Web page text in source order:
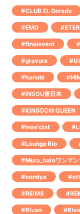
#CLUB EL Dorado
#EMO
#finalevent
#gravure
#hanabi
#INSOU東日本
#KINGDOM QUEEN
#leae'clat
#Lounge Rio
#Mura_haloワンマン
#oomiya
#REIMS
#Rivan